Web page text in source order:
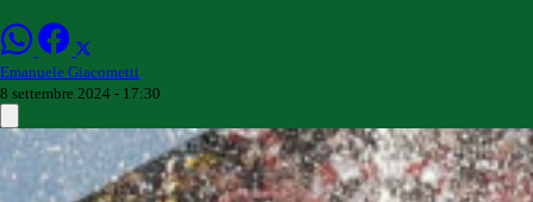
Emanuele Giacometti
8 settembre 2024 - 17:30